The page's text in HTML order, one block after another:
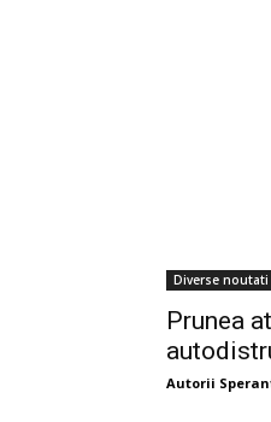
Diverse noutati
Prunea
Autorii